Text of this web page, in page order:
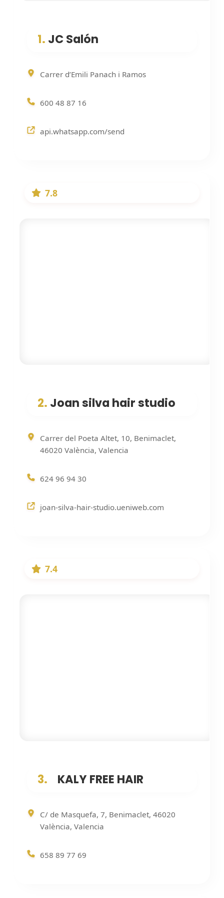
1. JC Salón
Carrer d’Emili Panach i Ramos
600 48 87 16
api.whatsapp.com/send
7.8
2. Joan silva hair studio
Carrer del Poeta Altet, 10, Benimaclet,
46020 València, Valencia
624 96 94 30
joan-silva-hair-studio.ueniweb.com
7.4
3. ️‍ ️‍ ️‍ KALY FREE HAIR
C/ de Masquefa, 7, Benimaclet, 46020
València, Valencia
658 89 77 69